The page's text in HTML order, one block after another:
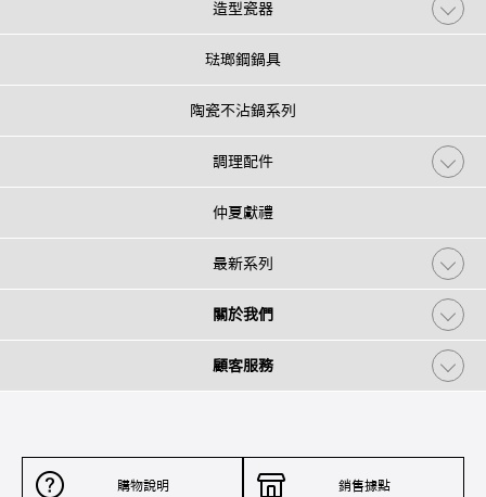
造型瓷器
琺瑯鋼鍋具
陶瓷不沾鍋系列
調理配件
仲夏獻禮
最新系列
關於我們
顧客服務
購物說明 銷售據點